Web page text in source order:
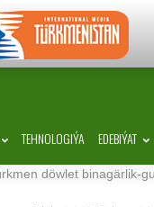
TEHNOLOGIÝA EDEBIÝAT
binagärlik-gurluşyk